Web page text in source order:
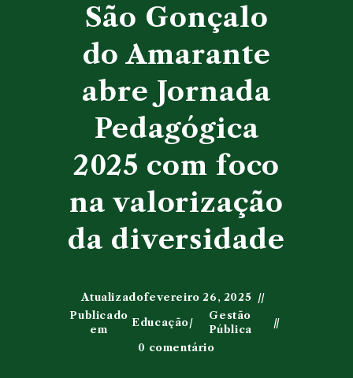
São Gonçalo
do Amarante
abre Jornada
Pedagógica
2025 com foco
na valorização
da diversidade
Atualizadofevereiro 26, 2025
Publicado
em
Educação/
Gestão
Pública
0 comentário